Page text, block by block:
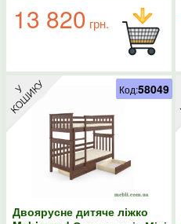
13 820 грн.
Двоярусне дитяче ліжко
Код:58049